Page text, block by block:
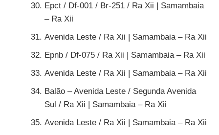
Epct / Df-001 / Br-251 / Ra Xii | Samambaia
– Ra Xii
Avenida Leste / Ra Xii | Samambaia – Ra Xii
Epnb / Df-075 / Ra Xii | Samambaia – Ra Xii
Avenida Leste / Ra Xii | Samambaia – Ra Xii
Balão – Avenida Leste / Segunda Avenida
Sul / Ra Xii | Samambaia – Ra Xii
Avenida Leste / Ra Xii | Samambaia – Ra Xii